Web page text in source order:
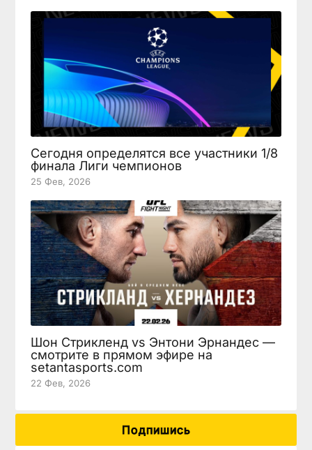
Сегодня определятся все участники 1/8
финала Лиги чемпионов
25 Фев, 2026
Шон Стрикленд vs Энтони Эрнандес —
смотрите в прямом эфире на
setantasports.com
22 Фев, 2026
Подпишись